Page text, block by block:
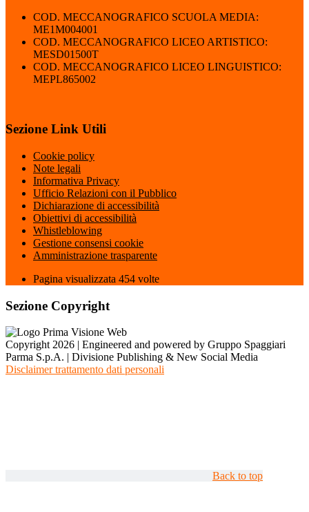
COD. MECCANOGRAFICO SCUOLA MEDIA:
ME1M004001
COD. MECCANOGRAFICO LICEO ARTISTICO:
MESD01500T
COD. MECCANOGRAFICO LICEO LINGUISTICO:
MEPL865002
Sezione Link Utili
Cookie policy
Note legali
Informativa Privacy
Ufficio Relazioni con il Pubblico
Dichiarazione di accessibilità
Obiettivi di accessibilità
Whistleblowing
Gestione consensi cookie
Amministrazione trasparente
Pagina visualizzata 454 volte
Sezione Copyright
Copyright 2026 | Engineered and powered by Gruppo Spaggiari
Parma S.p.A. | Divisione Publishing & New Social Media
Disclaimer trattamento dati personali
Back to top